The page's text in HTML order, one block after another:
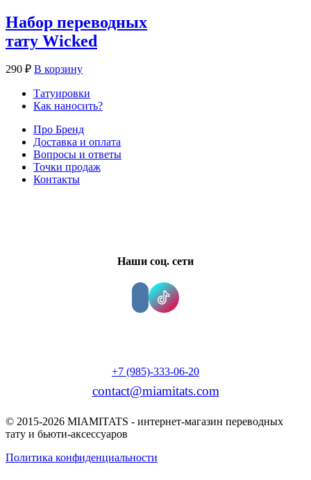
Набор переводных
тату Wicked
290 ₽ В корзину
Татуировки
Как наносить?
Про Бренд
Доставка и оплата
Вопросы и ответы
Точки продаж
Контакты
Наши соц. сети
+7 (985)-333-06-20
contact@miamitats.com
© 2015-2026 MIAMITATS - интернет-магазин переводных
тату и бьюти-аксессуаров
Политика конфиденциальности